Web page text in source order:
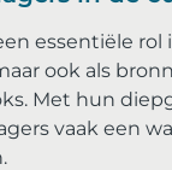
essentiële
ook als
Met hun
vaak een